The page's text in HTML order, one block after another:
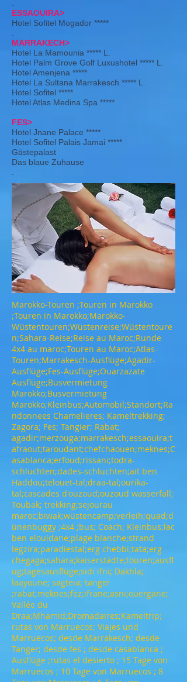
ESSAOUIRA>
Hotel Sofitel Mogador *****
MARRAKECH>
Hotel La Mamounia ***** L.
Hotel Palm Grove Golf Luxushotel ***** L.
Hotel Amenjena *****
Hotel La Sultana Marrakesch ***** L.
Hotel Sofitel *****
Hotel Atlas Medina Spa *****
FES>
Hotel Jnane Palace *****
Hotel Sofitel Palais Jamai *****
Gästepalast
Das blaue Zuhause
Marokko-Touren ;Touren in Marokko
;Touren in Marokko;Marokko-
Wüstentouren;Wüstenreise;Wüstentoure
n;Sahara-Reise;Reise au Maroc;Runde
4x4 au maroc;Touren au Maroc;Atlas-
Touren;Marrakesch-Ausflüge;Agadir-
Ausflüge;Fes-Ausflüge;Ouarzazate
Ausflüge;Busvermietung
Marokko;Busvermietung
Marokko;Kleinbus;Automobil;Standort;Ra
ndonnees Chamelieres; Kameltrekking;
Zagora; Fes; Tangier; Rabat;
agadir;merzouga;marrakesch;essaouira;t
afraout;taroudant;chefchaouen;meknes;C
asablanca;erfoud;rissani;todra-
schluchten;dades-schluchten;ait ben
Haddou;telouet-tal;draa-tal;ourika-
tal;cascades d'ouzoud;ouzoud wasserfall;
Toubak; trekking;sejourau
maroc;biwak;wüstencamp;verleih;quad;d
ünenbuggy ;4x4 ;bus; Coach; Kleinbus;lac
ben elouidane;plage blanche;strand
legzira;paradiestal;erg chebbi;tata;erg
chegaga;sahara;kaiserstädte;touren;ausfl
ug;tagesausflüge;sidi ifni; Dakhla;
laayoune; sagteia; tanger
;rabat;meknes;fez;ifrane;asni;ouergane;
Vallée du
Draa;Mhamid;Dromadaires;Kameltrip;
rutas von Marruecos; Viajes und
Marruecos; desde Marrakesch; desde
Tanger; desde fes ; desde casablanca ;
Ausflüge ;rutas el desierto ; 15 Tage von
Marruecos ; 10 Tage von Marruecos ; 8